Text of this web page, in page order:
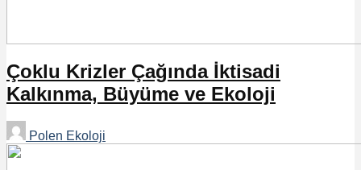
Çoklu Krizler Çağında İktisadi
Kalkınma, Büyüme ve Ekoloji
Polen Ekoloji